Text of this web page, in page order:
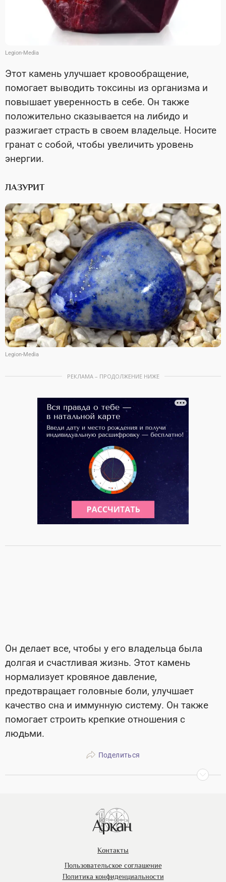
Legion-Media
Этот камень улучшает кровообращение,
помогает выводить токсины из организма и
повышает уверенность в себе. Он также
положительно сказывается на либидо и
разжигает страсть в своем владельце. Носите
гранат с собой, чтобы увеличить уровень
энергии.
ЛАЗУРИТ
Legion-Media
РЕКЛАМА – ПРОДОЛЖЕНИЕ НИЖЕ
Он делает все, чтобы у его владельца была
долгая и счастливая жизнь. Этот камень
нормализует кровяное давление,
предотвращает головные боли, улучшает
качество сна и иммунную систему. Он также
помогает строить крепкие отношения с
людьми.
Поделиться
Контакты
Пользовательское соглашение
Политика конфиденциальности